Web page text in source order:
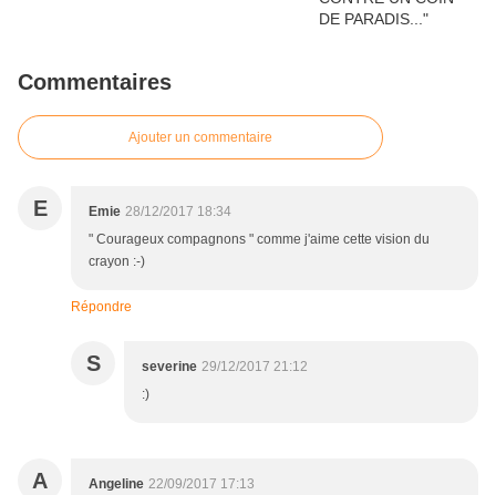
Commentaires
Ajouter un commentaire
E Emie 28/12/2017 18:34
" Courageux compagnons " comme j'aime cette vision du
crayon :-)
Répondre
S severine 29/12/2017 21:12
:)
A Angeline 22/09/2017 17:13